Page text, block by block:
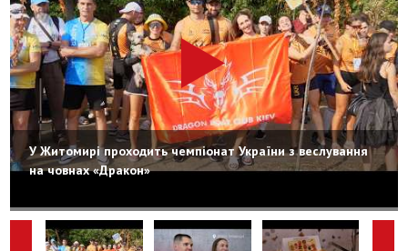
У Житомирі проходить чемпіонат України з веслування
на човнах «Дракон»